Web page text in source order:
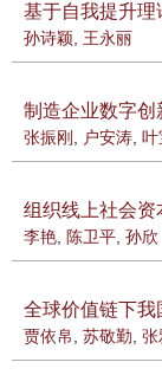
基于自我提升理
孙诗颖 王永丽
制造企业数字创
张振刚 户安涛 叶
组织线上社会资
李艳 陈卫平 孙欣
全球价值链下我
贾依帛 苏敬勤 张